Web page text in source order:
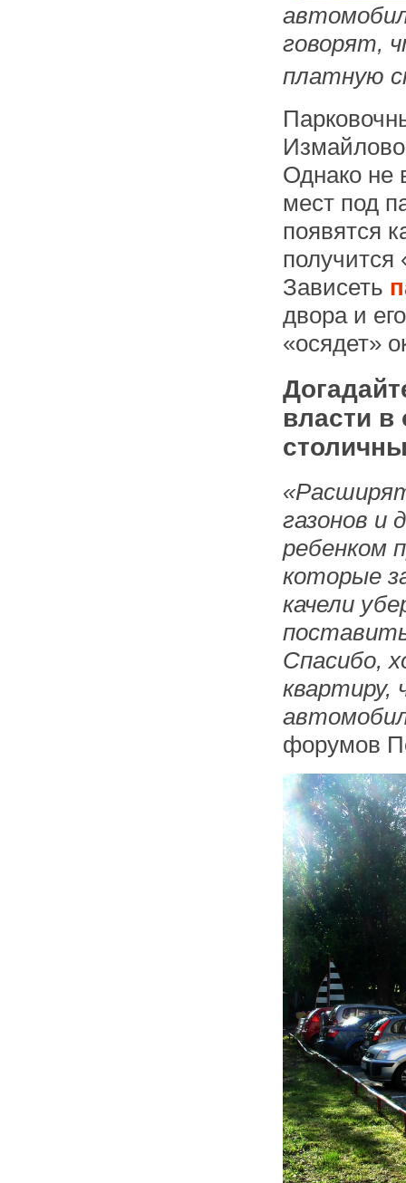
говорят,
платную
Однако не
мест под
появятся
получится
Зависеть
двора и
«осядет»
власти в
газонов и
ребенком
которые
качели
Спасибо,
форумов